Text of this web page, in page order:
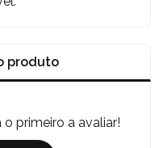
produto
primeiro a avaliar!